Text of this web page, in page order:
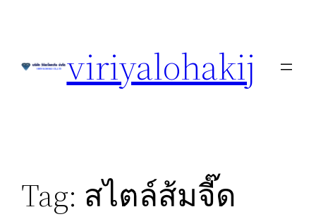
viriyalohakij
Tag: สไตล์ส้มจี๊ด